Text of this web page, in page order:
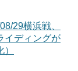
29横浜戦、
イディングが